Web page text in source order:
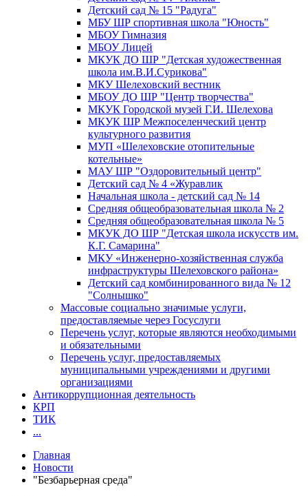
Детский сад № 15 "Радуга"
МБУ ШР спортивная школа "Юность"
МБОУ Гимназия
МБОУ Лицей
МКУК ДО ШР "Детская художественная
школа им.В.И.Сурикова"
МКУ Шелеховский вестник
МБОУ ДО ШР "Центр творчества"
МКУК Городской музей Г.И. Шелехова
МКУК ШР Межпоселенческий центр
культурного развития
МУП «Шелеховские отопительные
котельные»
МАУ ШР "Оздоровительный центр"
Детский сад № 4 «Журавлик
Начальная школа - детский сад № 14
Средняя общеобразовательная школа № 2
Средняя общеобразовательная школа № 5
МКУК ДО ШР "Детская школа искусств им.
К.Г. Самарина"
МКУ «Инженерно-хозяйственная служба
инфраструктуры Шелеховского района»
Детский сад комбинированного вида № 12
"Солнышко"
Массовые социально значимые услуги,
предоставляемые через Госуслуги
Перечень услуг, которые являются необходимыми
и обязательными
Перечень услуг, предоставляемых
муниципальными учреждениями и другими
организациями
Антикоррупционная деятельность
КРП
ТИК
...
Главная
Новости
"Безбарьерная среда"